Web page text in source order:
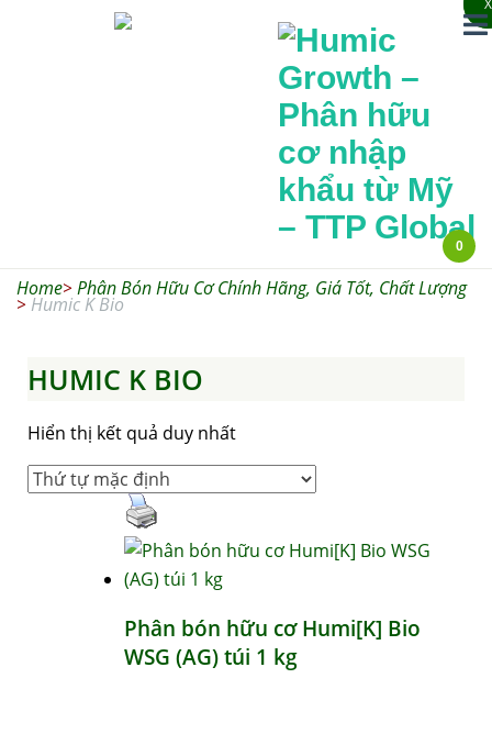
Humic
Growth –
0
Home> Phân Bón Hữu Cơ Chính Hãng, Giá Tốt, Chất Lượng
> Humic K Bio
HUMIC K BIO
Hiển thị kết quả duy nhất
Phân bón hữu cơ Humi[K] Bio
WSG (AG) túi 1 kg
X
X